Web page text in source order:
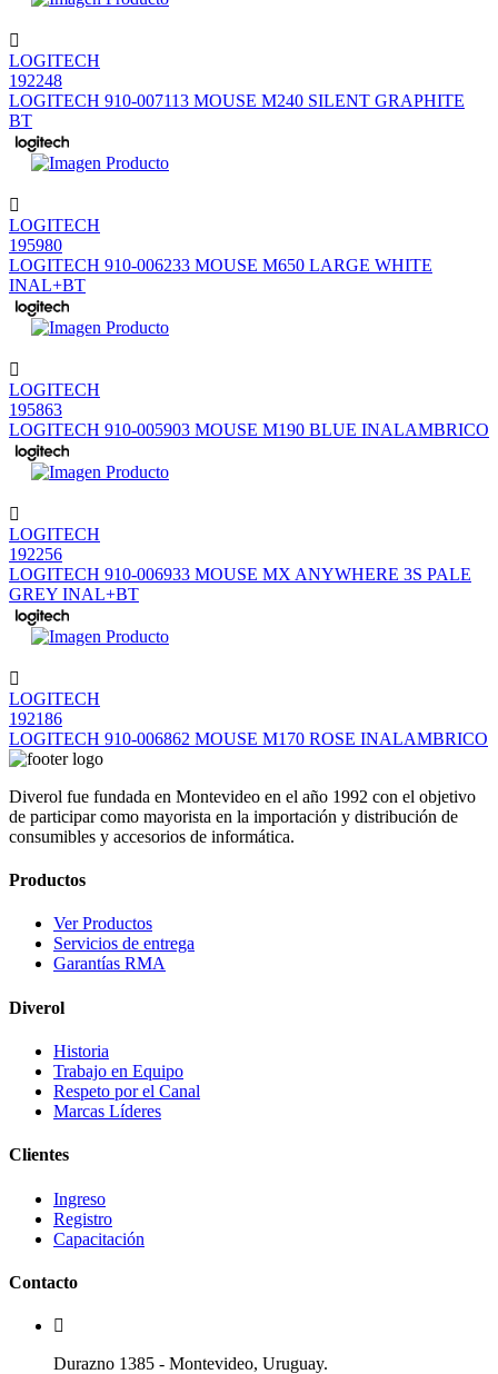
LOGITECH
192248
LOGITECH 910-007113 MOUSE M240 SILENT GRAPHITE
BT
LOGITECH
195980
LOGITECH 910-006233 MOUSE M650 LARGE WHITE
INAL+BT
LOGITECH
195863
LOGITECH 910-005903 MOUSE M190 BLUE INALAMBRICO
LOGITECH
192256
LOGITECH 910-006933 MOUSE MX ANYWHERE 3S PALE
GREY INAL+BT
LOGITECH
192186
LOGITECH 910-006862 MOUSE M170 ROSE INALAMBRICO
Diverol fue fundada en Montevideo en el año 1992 con el objetivo
de participar como mayorista en la importación y distribución de
consumibles y accesorios de informática.
Productos
Ver Productos
Servicios de entrega
Garantías RMA
Diverol
Historia
Trabajo en Equipo
Respeto por el Canal
Marcas Líderes
Clientes
Ingreso
Registro
Capacitación
Contacto
Durazno 1385 - Montevideo, Uruguay.